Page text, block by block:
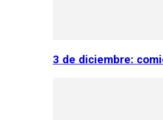
3 de diciembre: